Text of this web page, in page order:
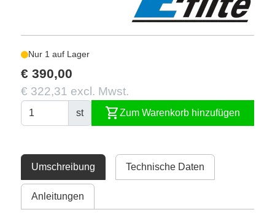
Nur 1 auf Lager
€ 390,00
€ 322,31 excl. Mwst.
st shopping_cartZum Warenkorb hinzufügen
Umschreibung Technische Daten
Anleitungen